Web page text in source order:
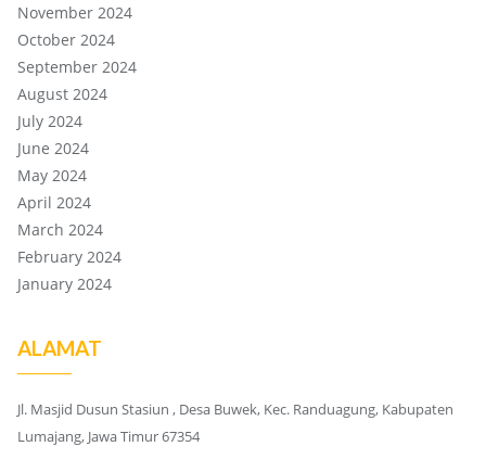
November 2024
October 2024
September 2024
August 2024
July 2024
June 2024
May 2024
April 2024
March 2024
February 2024
January 2024
ALAMAT
Jl. Masjid Dusun Stasiun , Desa Buwek, Kec. Randuagung, Kabupaten
Lumajang, Jawa Timur 67354